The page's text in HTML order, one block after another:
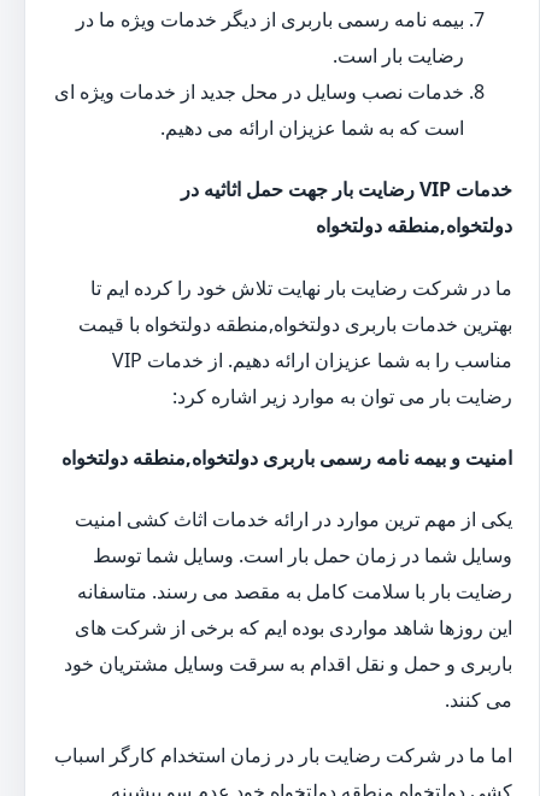
بیمه نامه رسمی باربری از دیگر خدمات ویژه ما در
رضایت بار است.
خدمات نصب وسایل در محل جدید از خدمات ویژه ای
است که به شما عزیزان ارائه می دهیم.
خدمات VIP رضایت بار جهت حمل اثاثیه در
دولتخواه,منطقه دولتخواه
ما در شرکت رضایت بار نهایت تلاش خود را کرده ایم تا
بهترین خدمات باربری دولتخواه,منطقه دولتخواه با قیمت
مناسب را به شما عزیزان ارائه دهیم. از خدمات VIP
رضایت بار می توان به موارد زیر اشاره کرد:
امنیت و بیمه نامه رسمی باربری دولتخواه,منطقه دولتخواه
یکی از مهم ترین موارد در ارائه خدمات اثاث کشی امنیت
وسایل شما در زمان حمل بار است. وسایل شما توسط
رضایت بار با سلامت کامل به مقصد می رسند. متاسفانه
این روزها شاهد مواردی بوده ایم که برخی از شرکت های
باربری و حمل و نقل اقدام به سرقت وسایل مشتریان خود
می کنند.
اما ما در شرکت رضایت بار در زمان استخدام کارگر اسباب